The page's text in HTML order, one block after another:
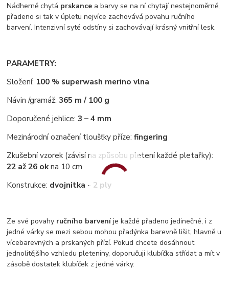
Nádherně chytá prskance a barvy se na ní chytají nestejnoměrně,
přadeno si tak v úpletu nejvíce zachovává povahu ručního
barvení. Intenzivní syté odstíny si zachovávají krásný vnitřní lesk.
PARAMETRY:
Složení: 100 % superwash merino vlna
Návin /gramáž: 365 m / 100 g
Doporučené jehlice:3 – 4 mm
Mezinárodní označení tloušťky příze:fingering
Zkušební vzorek (závisí na způsobu pletení každé pletařky):
22 až 26 okna 10 cm
Konstrukce: dvojnitka - 2 ply
Ze své povahy ručního barveníje každé přadeno jedinečné, i z
jedné várky se mezi sebou mohou přadýnka barevně lišit, hlavně u
vícebarevných a prskaných přízí. Pokud chcete dosáhnout
jednolitějšího vzhledu pleteniny, doporučuji klubíčka střídat a mít v
zásobě dostatek klubíček z jedné várky.